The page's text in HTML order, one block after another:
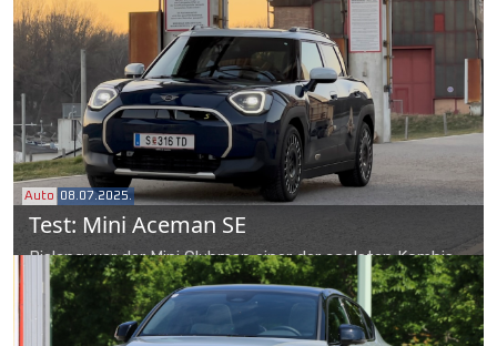
Ur-Panda aus den 1980er-Jahren. Nach der Elektro- folgt
nun die Hybridvariante, der reine Verbrenner kommt Ende
des Jahres.
Auto 08.07.2025.
Test: Mini Aceman SE
Bislang war der Mini Clubman einer der coolsten Kombis,
echter Nutzwert war nicht im Fokus. Mit dem Wegfall des
Shooting Brakes wurde die Lücke für den vollelektrischen